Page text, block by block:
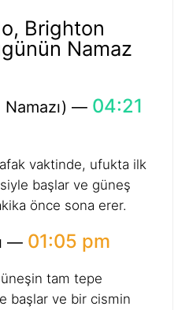
Brighton
Namaz
Namazı) — 04:21
vaktinde, ufukta ilk
başlar ve güneş
önce sona erer.
— 01:05 pm
tam tepe
başlar ve bir cismin